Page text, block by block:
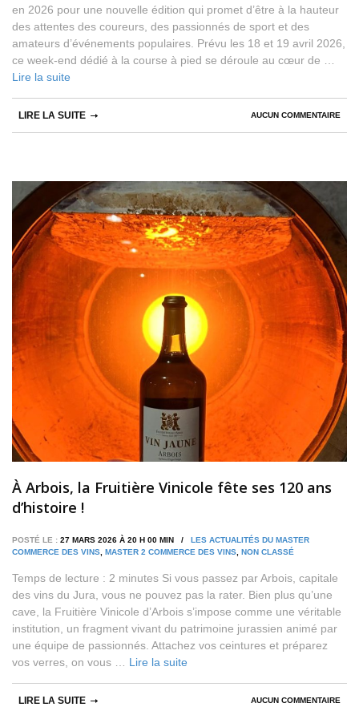
en 2026 pour une nouvelle édition qui promet d’être à la hauteur
des attentes des coureurs, des passionnés de sport et des
amateurs d’événements populaires. Prévu les 18 et 19 avril 2026,
ce week-end dédié à la course à pied se déroule au cœur de …
Lire la suite
AUCUN COMMENTAIRE
LIRE LA SUITE
À Arbois, la Fruitière Vinicole fête ses 120 ans
d’histoire !
POSTÉ LE : 27 MARS 2026 À 20 H 00 MIN / LES ACTUALITÉS DU MASTER
COMMERCE DES VINS MASTER 2 COMMERCE DES VINS NON CLASSÉ
Temps de lecture : 2 minutes Si vous passez par Arbois, capitale
des vins du Jura, vous ne pouvez pas la rater. Bien plus qu’une
cave, la Fruitière Vinicole d’Arbois s’impose comme une véritable
institution, un fragment vivant du patrimoine jurassien animé par
une équipe de passionnés. Attachez vos ceintures et préparez
vos verres, on vous … Lire la suite
AUCUN COMMENTAIRE
LIRE LA SUITE